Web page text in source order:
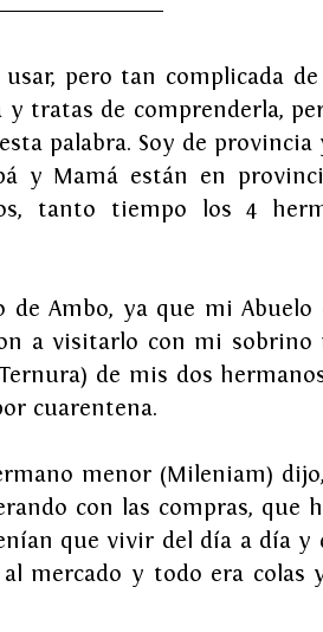
pero tan complicada de
tratas de comprenderla,
palabra. Soy de provincia
y Mamá están en
tanto tiempo los 4
Ambo, ya que mi Abuelo
a visitarlo con mi sobrino
de mis dos
cuarentena.
menor (Mileniam)
con las compras, que
que vivir del día a día y
mercado y todo era colas